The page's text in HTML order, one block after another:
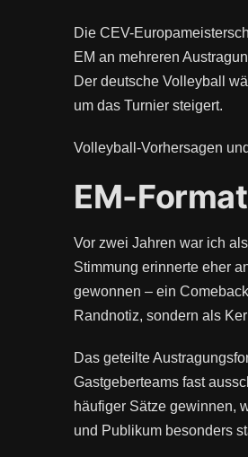
Die CEV-
EM an mehreren
Der deutsche Volleyball
um das Turnier steigert.
Volleyball-Vorhersagen
EM-
Vor zwei Jahren war ich
Stimmung erinnerte eher
gewonnen – ein
Randnotiz, sondern als
Das geteilte
Gastgeberteams fast
häufiger Sätze gewinnen,
und Publikum besonders